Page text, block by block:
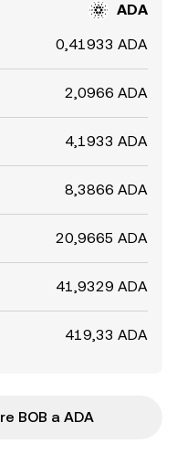
ADA
0,41933 ADA
2,0966 ADA
4,1933 ADA
8,3866 ADA
20,9665 ADA
41,9329 ADA
419,33 ADA
BOB a ADA